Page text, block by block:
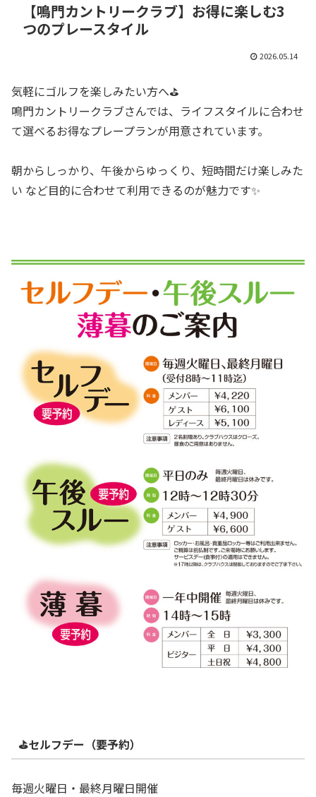
【鳴門カントリークラブ】お得に楽しむ3
つのプレースタイル
2026.05.14
気軽にゴルフを楽しみたい方へ⛳
鳴門カントリークラブさんでは、ライフスタイルに合わせ
て選べるお得なプレープランが用意されています。
朝からしっかり、午後からゆっくり、短時間だけ楽しみた
い など目的に合わせて利用できるのが魅力です✨
⛳セルフデー（要予約）
毎週火曜日・最終月曜日開催